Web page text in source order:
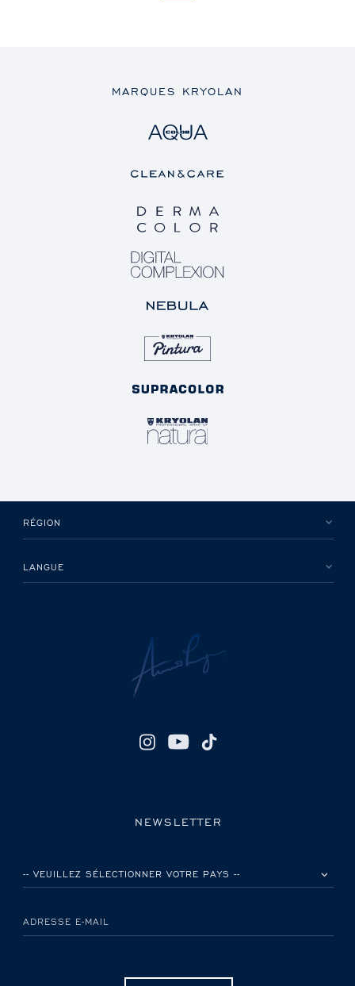
MARQUES KRYOLAN
RÉGION
LANGUE
NEWSLETTER
VEUILLEZ SÉLECTIONNER VOTRE PAYS
ADRESSE E-MAIL